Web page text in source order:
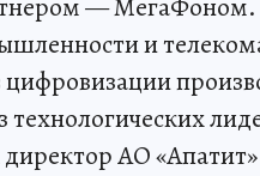
— МегаФоном.
и
технологических
АО